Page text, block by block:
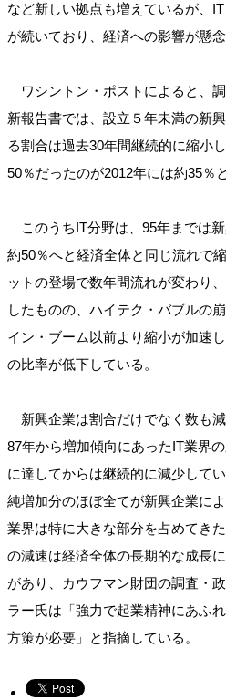
など新しい拠点も増えているが、
が続いており、経済への影響が懸念
ワシントン・ポストによると、
新報告書では、設立５年未満の新
る割合は過去30年間継続的に縮小
50％だったのが2012年には約35％
このうちIT分野は、95年までは
約50％へと経済全体と同じ流れで
ットの登場で数年間流れが変わり
したものの、ハイテク・バブルの
イン・ブーム以前より縮小が加速
の比率が低下している。
新興企業は割合だけでなく数も減
87年から増加傾向にあったIT業界
に達してからは継続的に減少して
純増加分のほぼ全てが新興企業に
業界は特に大きな部分を占めてき
の減速は経済全体の長期的な成長
があり、カウフマン財団の調査・
ラー氏は「強力で起業精神にあふ
方策が必要」と指摘している。